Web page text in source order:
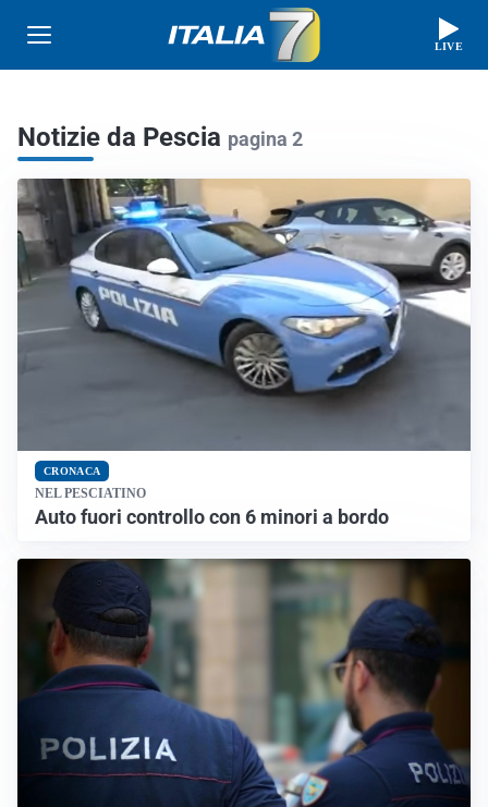
LIVE
Notizie da Pescia pagina 2
CRONACA
NEL PESCIATINO
Auto fuori controllo con 6 minori a bordo